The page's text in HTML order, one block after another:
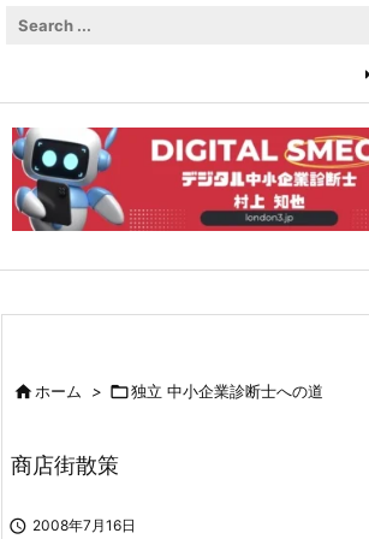
ホーム > 独立 中小企業診断士への道
商店街散策
 2008年7月16日